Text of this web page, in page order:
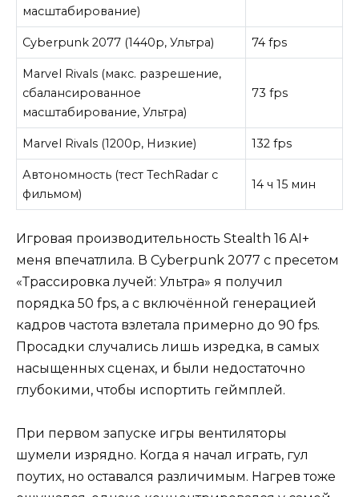
масштабирование)
Cyberpunk 2077 (1440p, Ультра) 74 fps
Marvel Rivals (макс. разрешение,
сбалансированное
масштабирование, Ультра)
73 fps
Marvel Rivals (1200p, Низкие) 132 fps
Автономность (тест TechRadar с
фильмом)
14 ч 15 мин
Игровая производительность Stealth 16 AI+
меня впечатлила. В Cyberpunk 2077 с пресетом
«Трассировка лучей: Ультра» я получил
порядка 50 fps, а с включённой генерацией
кадров частота взлетала примерно до 90 fps.
Просадки случались лишь изредка, в самых
насыщенных сценах, и были недостаточно
глубокими, чтобы испортить геймплей.
При первом запуске игры вентиляторы
шумели изрядно. Когда я начал играть, гул
поутих, но оставался различимым. Нагрев тоже